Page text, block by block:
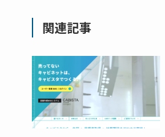
関連記事